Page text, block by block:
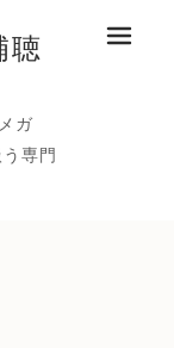
聴
ガ
専門
メニュ